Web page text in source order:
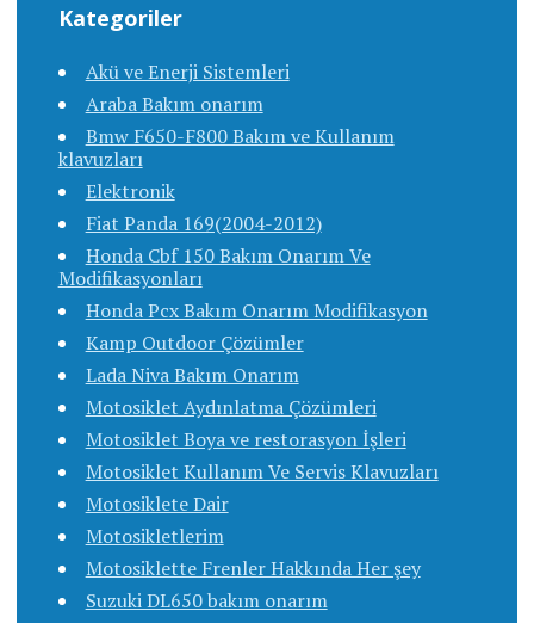
Kategoriler
Akü ve Enerji Sistemleri
Araba Bakım onarım
Bmw F650-F800 Bakım ve Kullanım
klavuzları
Elektronik
Fiat Panda 169(2004-2012)
Honda Cbf 150 Bakım Onarım Ve
Modifikasyonları
Honda Pcx Bakım Onarım Modifikasyon
Kamp Outdoor Çözümler
Lada Niva Bakım Onarım
Motosiklet Aydınlatma Çözümleri
Motosiklet Boya ve restorasyon İşleri
Motosiklet Kullanım Ve Servis Klavuzları
Motosiklete Dair
Motosikletlerim
Motosiklette Frenler Hakkında Her şey
Suzuki DL650 bakım onarım